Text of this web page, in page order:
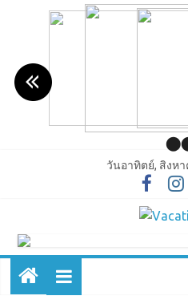
วันอาทิตย์, สิงหา